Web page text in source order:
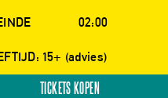
02:00
15+ (advies)
TICKETS KOPEN